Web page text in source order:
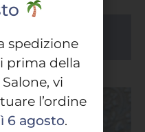
spedizione
prima della
vi
l’ordine
6 agosto.